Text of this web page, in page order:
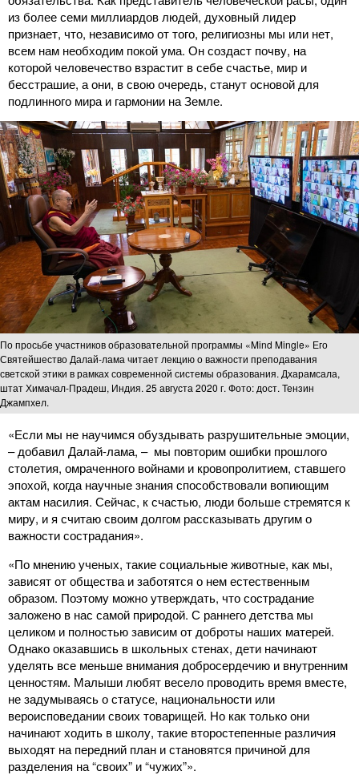
из более семи миллиардов людей, духовный лидер
признает, что, независимо от того, религиозны мы или нет,
всем нам необходим покой ума. Он создаст почву, на
которой человечество взрастит в себе счастье, мир и
бесстрашие, а они, в свою очередь, станут основой для
подлинного мира и гармонии на Земле.
По просьбе участников образовательной программы «Mind Mingle» Его
Святейшество Далай-лама читает лекцию о важности преподавания
светской этики в рамках современной системы образования. Дхарамсала,
штат Химачал-Прадеш, Индия. 25 августа 2020 г. Фото: дост. Тензин
Джампхел.
«Если мы не научимся обуздывать разрушительные эмоции,
– добавил Далай-лама, – мы повторим ошибки прошлого
столетия, омраченного войнами и кровопролитием, ставшего
эпохой, когда научные знания способствовали вопиющим
актам насилия. Сейчас, к счастью, люди больше стремятся к
миру, и я считаю своим долгом рассказывать другим о
важности сострадания».
«По мнению ученых, такие социальные животные, как мы,
зависят от общества и заботятся о нем естественным
образом. Поэтому можно утверждать, что сострадание
заложено в нас самой природой. С раннего детства мы
целиком и полностью зависим от доброты наших матерей.
Однако оказавшись в школьных стенах, дети начинают
уделять все меньше внимания добросердечию и внутренним
ценностям. Малыши любят весело проводить время вместе,
не задумываясь о статусе, национальности или
вероисповедании своих товарищей. Но как только они
начинают ходить в школу, такие второстепенные различия
выходят на передний план и становятся причиной для
разделения на “своих” и “чужих”».